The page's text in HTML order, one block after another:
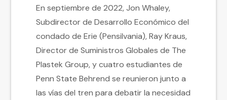
En septiembre de 2022, Jon Whaley,
Subdirector de Desarrollo Económico del
condado de Erie (Pensilvania), Ray Kraus,
Director de Suministros Globales de The
Plastek Group, y cuatro estudiantes de
Penn State Behrend se reunieron junto a
las vías del tren para debatir la necesidad